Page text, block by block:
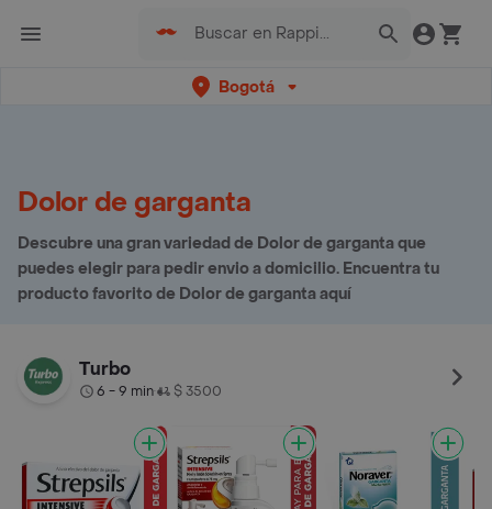
Bogotá
Dolor de garganta
Descubre una gran variedad de Dolor de garganta que
puedes elegir para pedir envio a domicilio. Encuentra tu
producto favorito de Dolor de garganta aquí
Turbo
6 - 9 min• $ 3500